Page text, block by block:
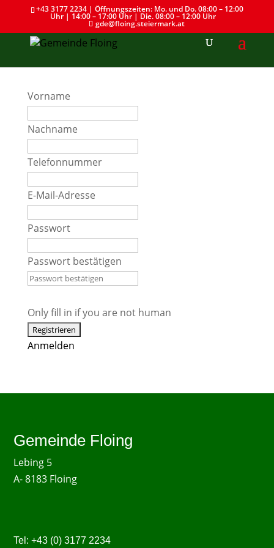
+43 3177 2234 | Öffnungszeiten: Mo. und Do. 08:00 – 12:00
Uhr | 14:00 – 17:00 Uhr | Die. 08:00 – 12:00 Uhr
gde@floing.steiermark.at
Vorname
Nachname
Telefonnummer
E-Mail-Adresse
Passwort
Passwort bestätigen
Only fill in if you are not human
Anmelden
Gemeinde Floing
Lebing 5
A- 8183 Floing
Tel:+43 (0)3177 2234